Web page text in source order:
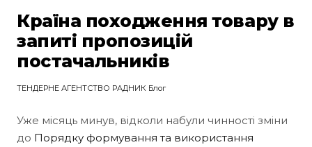
Країна походження товару в
запиті пропозицій
постачальників
ТЕНДЕРНЕ АГЕНТСТВО РАДНИК Блог
Уже місяць минув, відколи набули чинності зміни
до Порядку формування та використання